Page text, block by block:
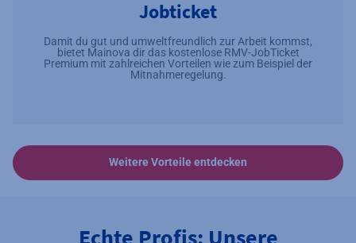
Jobticket
Damit du gut und umweltfreundlich zur Arbeit kommst,
bietet Mainova dir das kostenlose RMV-JobTicket
Premium mit zahlreichen Vorteilen wie zum Beispiel der
Mitnahmeregelung.
Weitere Vorteile entdecken
Echte Profis: Unsere